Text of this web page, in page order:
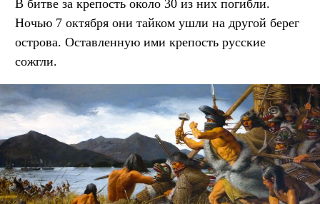
В битве за крепость около 30 из них погибли.
Ночью 7 октября они тайком ушли на другой берег
острова. Оставленную ими крепость русские
сожгли.